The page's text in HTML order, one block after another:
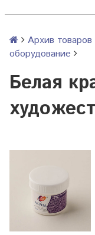
Архив товаров
оборудование
Белая